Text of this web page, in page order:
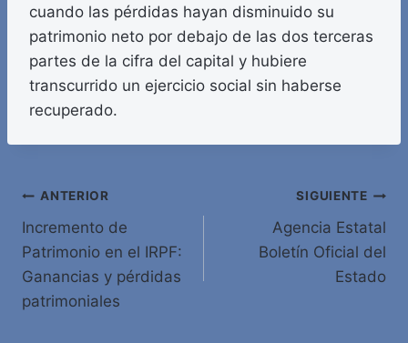
cuando las pérdidas hayan disminuido su
patrimonio neto por debajo de las dos terceras
partes de la cifra del capital y hubiere
transcurrido un ejercicio social sin haberse
recuperado.
Navegación
de
entradas
ANTERIOR
Incremento de
Patrimonio en el IRPF:
Ganancias y pérdidas
patrimoniales
SIGUIENTE
Agencia Estatal
Boletín Oficial del
Estado